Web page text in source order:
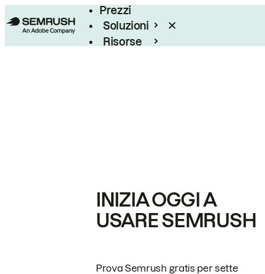
Prezzi
Soluzioni
Risorse
INIZIA OGGI A
USARE SEMRUSH
Prova Semrush gratis per sette